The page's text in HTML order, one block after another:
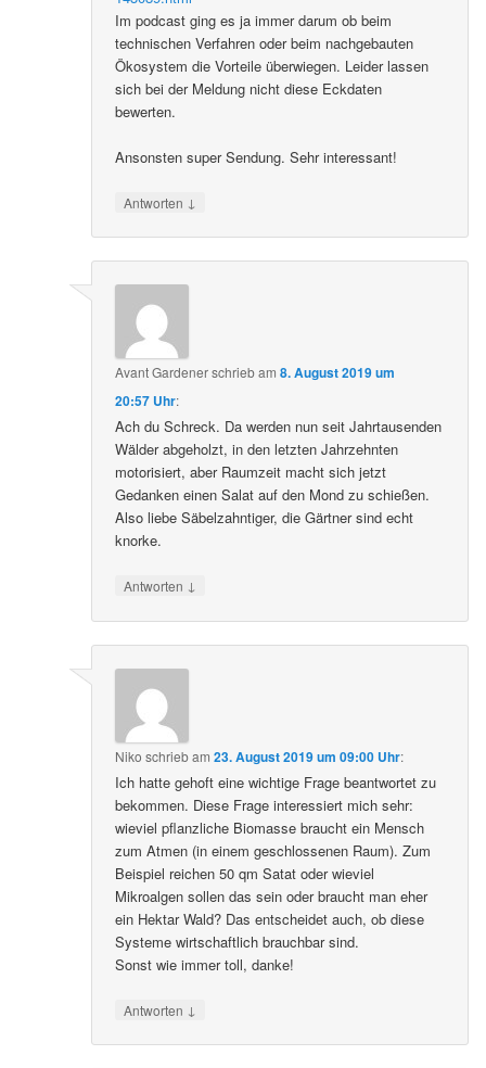
Im podcast ging es ja immer darum ob beim
technischen Verfahren oder beim nachgebauten
Ökosystem die Vorteile überwiegen. Leider lassen
sich bei der Meldung nicht diese Eckdaten
bewerten.
Ansonsten super Sendung. Sehr interessant!
Antworten ↓
Avant Gardenerschriebam8. August 2019 um
20:57 Uhr:
Ach du Schreck. Da werden nun seit Jahrtausenden
Wälder abgeholzt, in den letzten Jahrzehnten
motorisiert, aber Raumzeit macht sich jetzt
Gedanken einen Salat auf den Mond zu schießen.
Also liebe Säbelzahntiger, die Gärtner sind echt
knorke.
Antworten ↓
Niko schriebam23. August 2019 um 09:00 Uhr:
Ich hatte gehoft eine wichtige Frage beantwortet zu
bekommen. Diese Frage interessiert mich sehr:
wieviel pflanzliche Biomasse braucht ein Mensch
zum Atmen (in einem geschlossenen Raum). Zum
Beispiel reichen 50 qm Satat oder wieviel
Mikroalgen sollen das sein oder braucht man eher
ein Hektar Wald? Das entscheidet auch, ob diese
Systeme wirtschaftlich brauchbar sind.
Sonst wie immer toll, danke!
Antworten ↓